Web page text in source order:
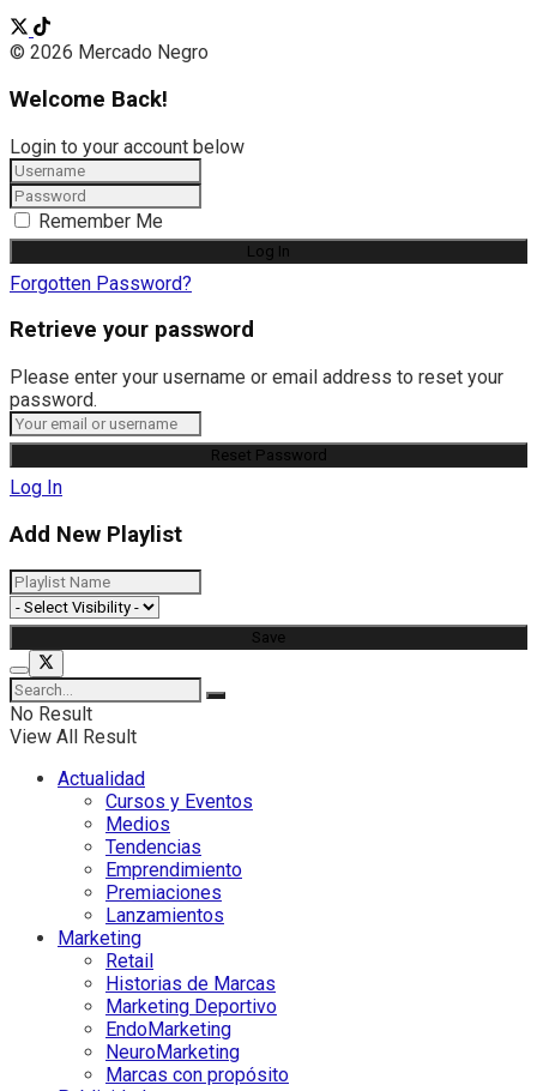
© 2026 Mercado Negro
Welcome Back!
Login to your account below
Remember Me
Forgotten Password?
Retrieve your password
Please enter your username or email address to reset your
password.
Log In
Add New Playlist
No Result
View All Result
Actualidad
Cursos y Eventos
Medios
Tendencias
Emprendimiento
Premiaciones
Lanzamientos
Marketing
Retail
Historias de Marcas
Marketing Deportivo
EndoMarketing
NeuroMarketing
Marcas con propósito